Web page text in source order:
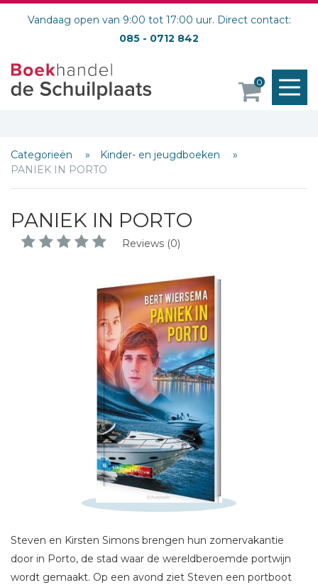
Vandaag open van 9:00 tot 17:00 uur. Direct contact:
085 - 0712 842
0
Categorieën
Kinder- en jeugdboeken
PANIEK IN PORTO
PANIEK IN PORTO
Reviews (0)
Steven en Kirsten Simons brengen hun zomervakantie
door in Porto, de stad waar de wereldberoemde portwijn
wordt gemaakt. Op een avond ziet Steven een portboot
Schrijf hieronder je review!
Naam *
E-mail *